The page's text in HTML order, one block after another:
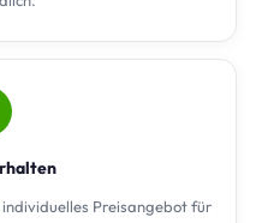
Preisangebot für